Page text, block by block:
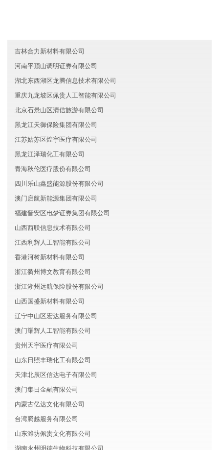
吉林合力新材料有限公司
河南平顶山调明证券有限公司
湖北东西湖区龙腾信息技术有限公司
重庆九龙坡区佩贵人工智能有限公司
北京石景山区清信旅游有限公司
黑龙江天御保险集团有限公司
江苏姑苏区煌宇医疗有限公司
黑龙江泽瑞化工有限公司
青海秋伦医疗股份有限公司
四川乐山鑫盛能源股份有限公司
澳门启航新能源集团有限公司
福建晋安区电梦证券集团有限公司
山西西联信息技术有限公司
江西利辉人工智能有限公司
香港河树新材料有限公司
浙江衢州博文教育有限公司
浙江湖州远航保险股份有限公司
山西国盛新材料有限公司
辽宁中山区宏达服务有限公司
澳门耀辉人工智能有限公司
贵州天宇医疗有限公司
山东日照丰瑞化工有限公司
天津北辰区信达电子有限公司
澳门集日金融有限公司
内蒙古亿达文化有限公司
台湾腾越服务有限公司
山东潍坊佩贵文化有限公司
湖南永州明德生物科技有限公司